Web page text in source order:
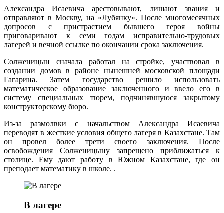
Александра Исаевича арестовывают, лишают звания и
отправляют в Москву, на «Лубянку». После многомесячных
допросов с пристрастием бывшего героя войны
приговаривают к семи годам исправительно-трудовых
лагерей и вечной ссылке по окончании срока заключения.
Солженицын сначала работал на стройке, участвовал в
создании домов в районе нынешней московской площади
Гагарина. Затем государство решило использовать
математическое образование заключенного и ввело его в
систему специальных тюрем, подчинявшуюся закрытому
конструкторскому бюро.
Из-за размолвки с начальством Александра Исаевича
переводят в жесткие условия общего лагеря в Казахстане. Там
он провел более трети своего заключения. После
освобождения Солженицыну запрещено приближаться к
столице. Ему дают работу в Южном Казахстане, где он
преподает математику в школе. .
В лагере